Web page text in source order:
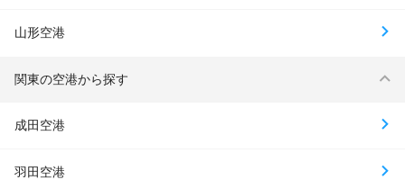
山形空港
関東の空港から探す
成田空港
羽田空港